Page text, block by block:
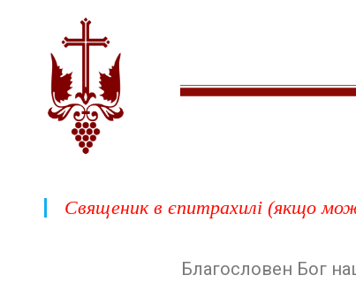
Священик в єпитрахилі (якщо
Благословен Бог